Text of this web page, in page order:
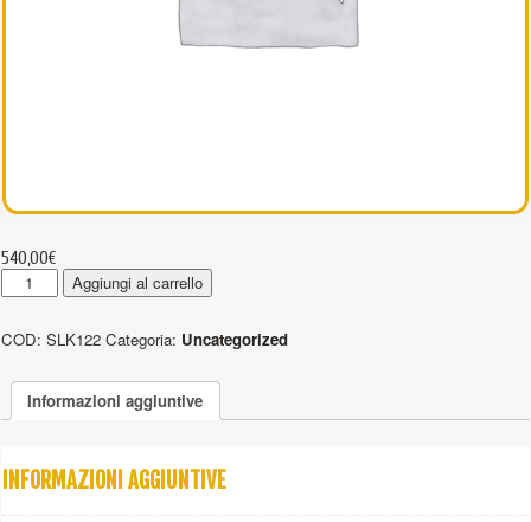
540,00€
SLK122
-
Self
ad
occhio
grado
quantità
Aggiungi al carrello
COD: SLK122 Categoria: Uncategorized
Informazioni aggiuntive
INFORMAZIONI AGGIUNTIVE